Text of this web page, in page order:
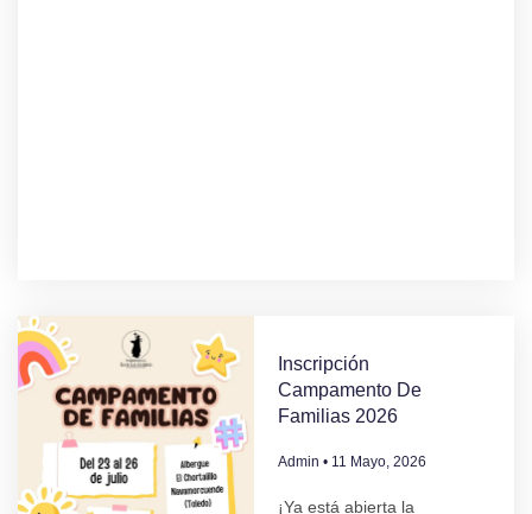
Inscripción
Campamento De
Familias 2026
Admin 11 Mayo, 2026
¡Ya está abierta la